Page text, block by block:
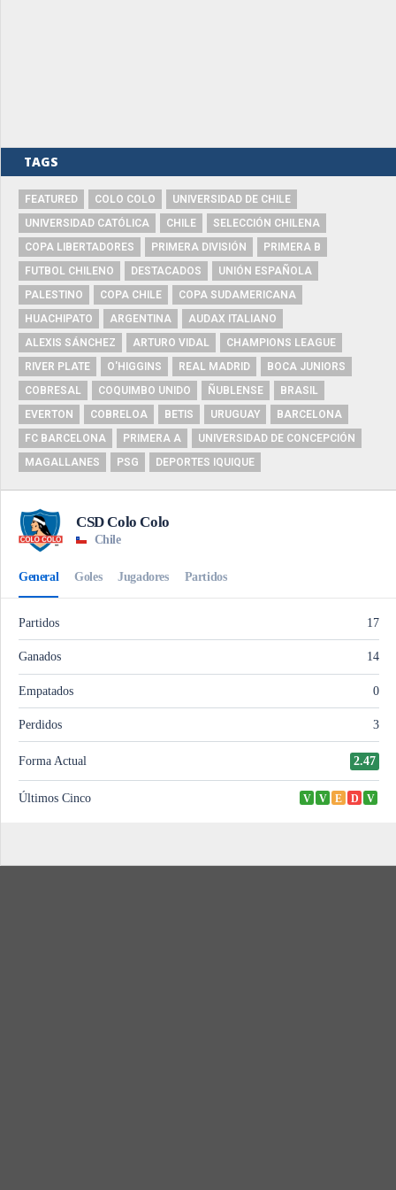
TAGS
FEATURED COLO COLO
UNIVERSIDAD DE CHILE
UNIVERSIDAD CATÓLICA
CHILE
SELECCIÓN CHILENA
COPA LIBERTADORES
PRIMERA DIVISIÓN
PRIMERA B
FUTBOL CHILENO
DESTACADOS
UNIÓN ESPAÑOLA
PALESTINO
COPA CHILE
COPA SUDAMERICANA
HUACHIPATO
ARGENTINA
AUDAX ITALIANO
ALEXIS SÁNCHEZ
ARTURO VIDAL
CHAMPIONS LEAGUE
RIVER PLATE
O'HIGGINS REAL MADRID
BOCA JUNIORS
COBRESAL
COQUIMBO UNIDO ÑUBLENSE
BRASIL
EVERTON
COBRELOA BETIS URUGUAY
BARCELONA
FC BARCELONA
PRIMERA A
UNIVERSIDAD DE CONCEPCIÓN
MAGALLANES
PSG DEPORTES IQUIQUE